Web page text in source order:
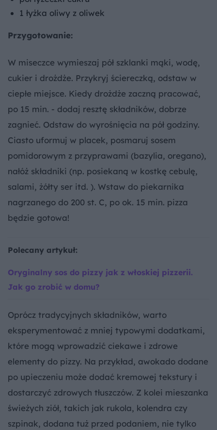
1 łyżka oliwy z oliwek
Przygotowanie:
W miseczce wymieszaj pół szklanki mąki, wodę,
cukier i drożdże. Przykryj ściereczką, odstaw w
ciepłe miejsce. Kiedy drożdże zaczną pracować,
po 15 min. - dodaj resztę składników, dobrze
zagnieć. Odstaw do wyrośnięcia na pół godziny.
Ciasto uformuj w placek, posmaruj sosem
pomidorowym z przyprawami (bazylia, oregano),
nałóż składniki (np. posiekaną w kostkę cebulę,
salami, żółty ser itd. ). Wstaw do piekarnika
nagrzanego do 200 st. C, po ok. 15 min. pizza
będzie gotowa!
Polecany artykuł:
Oryginalny sos do pizzy jak z włoskiej pizzerii.
Jak go zrobić w domu?
Oprócz tradycyjnych składników, warto
eksperymentować z mniej typowymi dodatkami,
które mogą wprowadzić ciekawe i zdrowe
elementy do pizzy. Na przykład, awokado dodane
po upieczeniu może dodać kremowej tekstury i
dostarczyć zdrowych tłuszczów. Z kolei mieszanka
świeżych ziół, takich jak rukola, kolendra czy
szpinak, dodana tuż przed podaniem, nie tylko